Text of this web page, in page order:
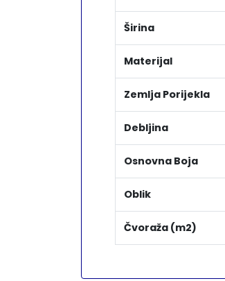
Širina
Materijal
Zemlja Porijekla
Debljina
Osnovna Boja
Oblik
Čvoraža (m2)